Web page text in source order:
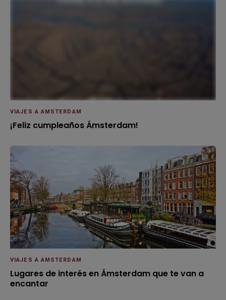
VIAJES A AMSTERDAM
¡Feliz cumpleaños Ámsterdam!
VIAJES A AMSTERDAM
Lugares de interés en Ámsterdam que te van a
encantar